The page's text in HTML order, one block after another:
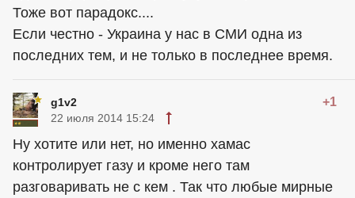
Тоже вот парадокс....
Если честно - Украина у нас в СМИ одна из
последних тем, и не только в последнее время.
g1v2 +1
22 июля 2014 15:24
Ну хотите или нет, но именно хамас
контролирует газу и кроме него там
разговаривать не с кем . Так что любые мирные